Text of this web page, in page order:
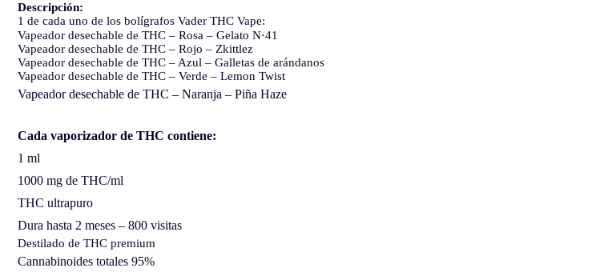
Descripción:
1 de cada uno de los bolígrafos Vader THC Vape:
Vapeador desechable de THC – Rosa – Gelato N⋅41
Vapeador desechable de THC – Rojo – Zkittlez
Vapeador desechable de THC – Azul – Galletas de arándanos
Vapeador desechable de THC – Verde – Lemon Twist
Vapeador desechable de THC – Naranja – Piña Haze
Cada vaporizador de THC contiene:
1 ml
1000 mg de THC/ml
THC ultrapuro
Dura hasta 2 meses – 800 visitas
Destilado de THC premium
Cannabinoides totales 95%